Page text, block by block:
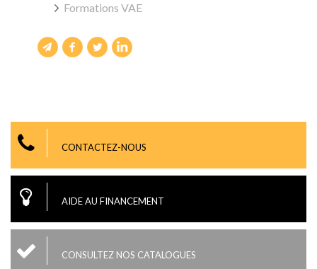
Formations VAE
CONTACTEZ-NOUS
AIDE AU FINANCEMENT
CONSULTEZ NOS CATALOGUES